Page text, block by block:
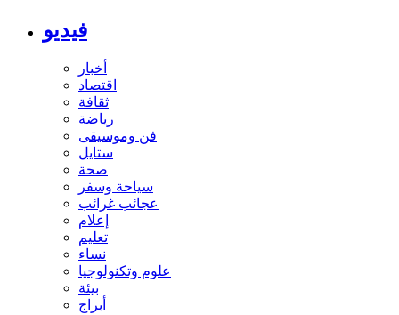
فيديو
أخبار
اقتصاد
ثقافة
رياضة
فن وموسيقى
ستايل
صحة
سياحة وسفر
عجائب غرائب
إعلام
تعليم
نساء
علوم وتكنولوجيا
بيئة
أبراج